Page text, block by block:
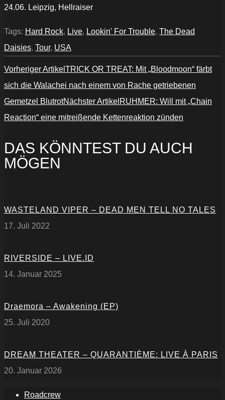
24.06. Leipzig, Hellraiser
Tags: Hard Rock, Live, Lookin' For Trouble, The Dead
Daisies, Tour, USA
Vorheriger Artikel TRICK OR TREAT: Mit „Bloodmoon“ färbt
sich die Walachei nach einem von Rache getriebenen
Gemetzel BlutrotNächster Artikel RUHMER: Will mit „Chain
Reaction“ eine mitreißende Kettenreaktion zünden
DAS KÖNNTEST DU AUCH
MÖGEN
WASTELAND VIPER – DEAD MEN TELL NO TALES
17. Juli 2022
RIVERSIDE – LIVE.ID
14. Januar 2025
Draemora – Awakening (EP)
25. Juli 2020
DREAM THEATER – QUARANTIÈME: LIVE À PARIS
20. Januar 2026
Roadcrew